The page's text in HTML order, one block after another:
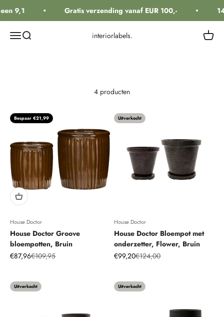
9,1 Gratis verzending vanaf EUR 100,-
Navigatiemenu openen
Zoeken openen interiorlabels.
4 producten
Bespaar €21,99
House Doctor
House Doctor Groove
bloempotten, Bruin
Aanbiedingsprijs
€87,96Normale prijs
€109,95
Uitverkocht
House Doctor
House Doctor Bloempot met
onderzetter, Flower, Bruin
Aanbiedingsprijs
€99,20Normale prijs
€124,00
Uitverkocht Uitverkocht